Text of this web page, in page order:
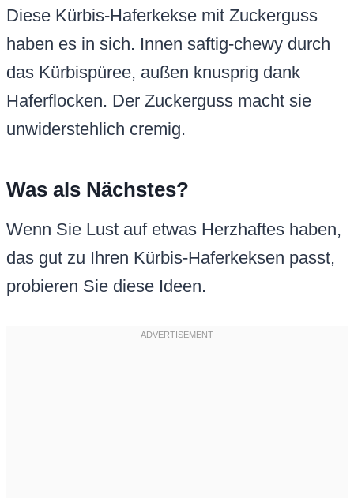
Diese Kürbis-Haferkekse mit Zuckerguss
haben es in sich. Innen saftig-chewy durch
das Kürbispüree, außen knusprig dank
Haferflocken. Der Zuckerguss macht sie
unwiderstehlich cremig.
Was als Nächstes?
Wenn Sie Lust auf etwas Herzhaftes haben,
das gut zu Ihren Kürbis-Haferkeksen passt,
probieren Sie diese Ideen.